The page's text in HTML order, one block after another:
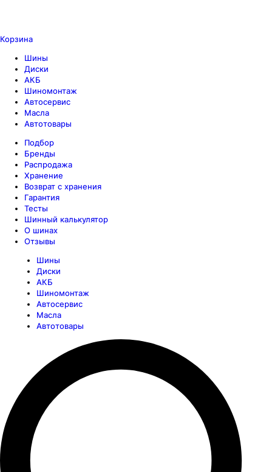
Корзина
Шины
Диски
АКБ
Шиномонтаж
Автосервис
Масла
Автотовары
Подбор
Бренды
Распродажа
Хранение
Возврат с хранения
Гарантия
Тесты
Шинный калькулятор
О шинах
Отзывы
Шины
Диски
АКБ
Шиномонтаж
Автосервис
Масла
Автотовары